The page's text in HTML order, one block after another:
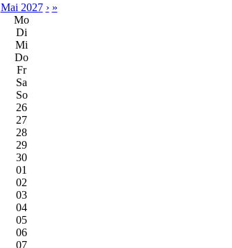
Mai 2027 › »
Mo
Di
Mi
Do
Fr
Sa
So
26
27
28
29
30
01
02
03
04
05
06
07